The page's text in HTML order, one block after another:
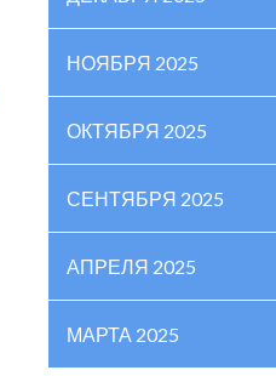
НОЯБРЯ 2025
ОКТЯБРЯ 2025
СЕНТЯБРЯ 2025
АПРЕЛЯ 2025
МАРТА 2025